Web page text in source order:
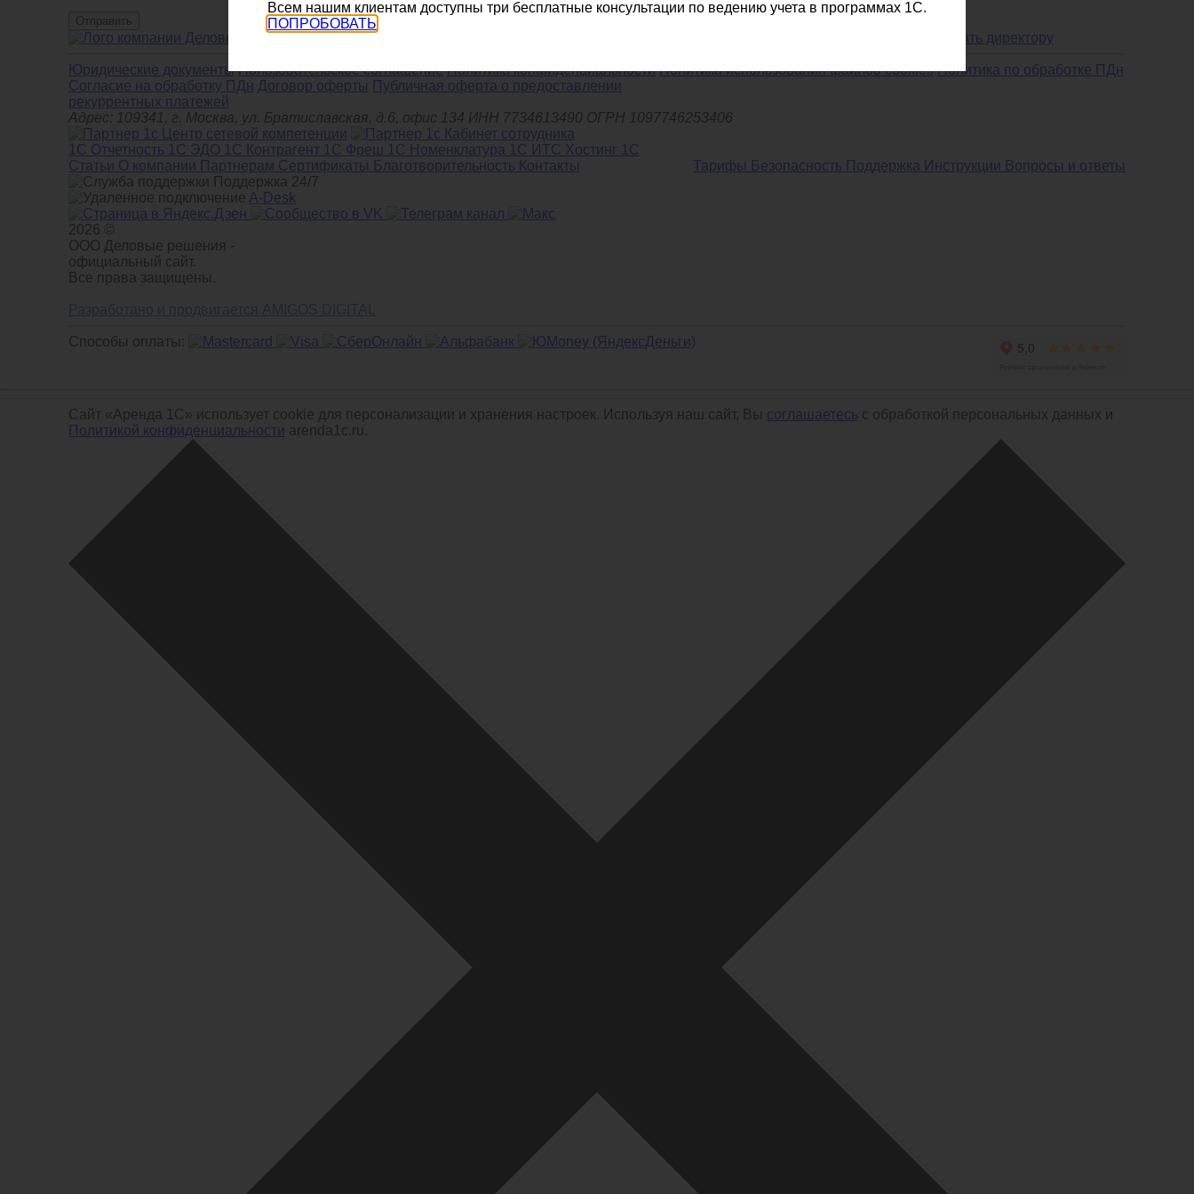
Отправить
+7 (800) 511-13-78 Написать директору
Юридические документы Пользовательское соглашение Политика конфиденциальности Политика использования файлов cookies Политика по обработке ПДн
Cогласие на обработку ПДн Договор оферты Публичная оферта о предоставлении
рекуррентных платежей
Адрес: 109341, г. Москва, ул. Братиславская, д.6, офис 134 ИНН 7734613490 ОГРН 1097746253406
1С Отчетность 1С ЭДО 1С Контрагент 1С Фреш 1С Номенклатура 1С ИТС Хостинг 1С
Статьи О компании Партнерам Сертификаты Благотворительность Контакты Тарифы Безопасность Поддержка Инструкции Вопросы и ответы
Поддержка 24/7
A-Desk
2026 ©
ООО Деловые решения -
официальный сайт.
Все права защищены.
Способы оплаты:
Сайт «Аренда 1С» использует cookie для персонализации и хранения настроек. Используя наш сайт, Вы соглашаетесь с обработкой персональных данных и
Политикой конфиденциальности arenda1c.ru.
Всем нашим клиентам доступны три бесплатные консультации по ведению учета в программах 1С.
ПОПРОБОВАТЬ